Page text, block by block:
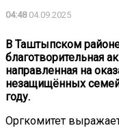
04:4804.09.2025
В Таштыпском
благотворительная
направленная на
незащищённых
году.
Оргкомитет